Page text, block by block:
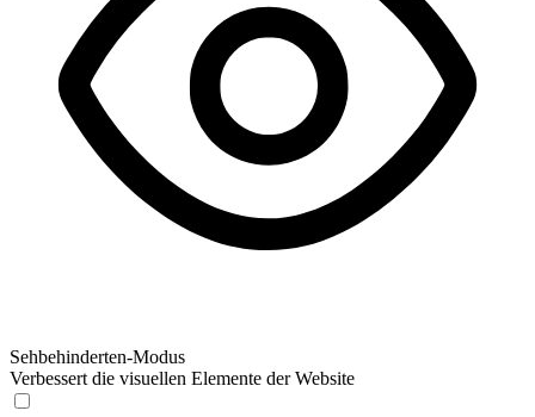
Sehbehinderten-Modus
Verbessert die visuellen Elemente der Website